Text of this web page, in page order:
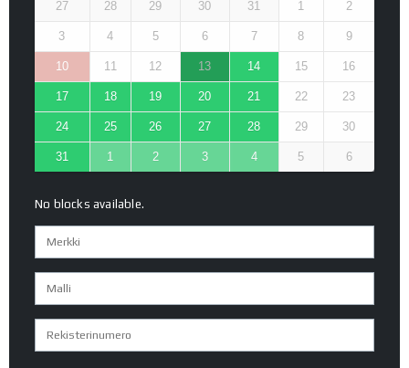
27 28 29 30 31 1 2
3 4 5 6 7 8 9
10 11 12 13 14 15 16
17 18 19 20 21 22 23
24 25 26 27 28 29 30
31 1 2 3 4 5 6
No blocks available.